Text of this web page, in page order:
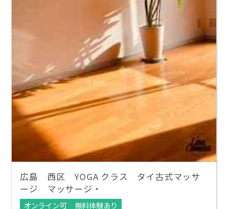
広島 西区 YOGA クラス タイ古式マッサ
ージ マッサージ・
オンライン可 無料体験あり